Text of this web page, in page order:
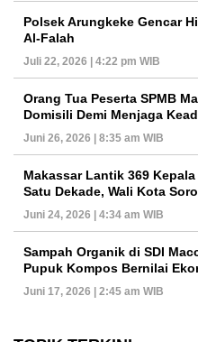
Polsek Arungkeke Gencar
Al-Falah
Juli 22, 2026 | 4:22 pm WIB
Orang Tua Peserta SPMB
Domisili Demi Menjaga
Juni 26, 2026 | 8:35 am WIB
Makassar Lantik 369
Satu Dekade, Wali Kota
Juni 24, 2026 | 4:34 am WIB
Sampah Organik di SDI
Pupuk Kompos Bernilai
Juni 17, 2026 | 2:45 am WIB